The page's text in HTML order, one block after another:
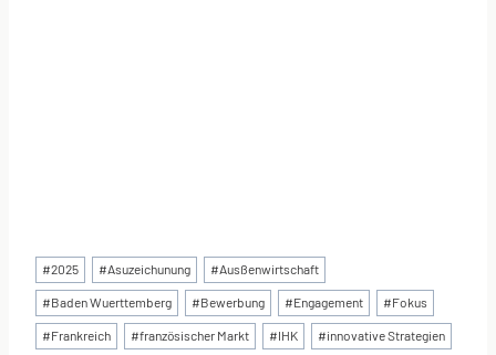
Schlagworte:
#2025 #Asuzeichunung #Ausßenwirtschaft
#Baden Wuerttemberg #Bewerbung #Engagement #Fokus
#Frankreich #französischer Markt #IHK #innovative Strategien